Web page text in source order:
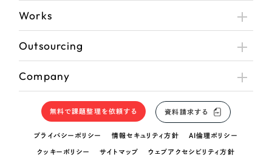
Works
Outsourcing
Company
無料で課題整理を依頼する 資料請求する
プライバシーポリシー 情報セキュリティ方針 AI倫理ポリシー
クッキーポリシー サイトマップ ウェブアクセシビリティ方針